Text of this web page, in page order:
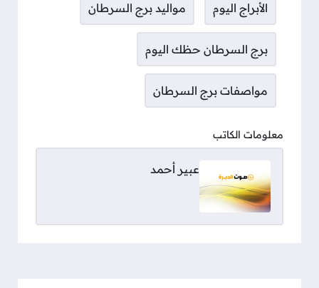
الأبراج اليوم مواليد برج السرطان
برج السرطان حظك اليوم
مواصفات برج السرطان
معلومات الكاتب
عبير أحمد